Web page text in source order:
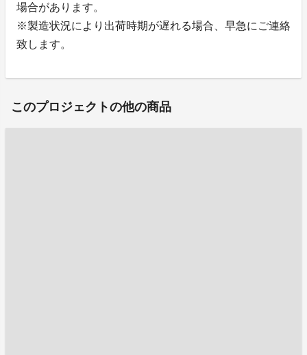
場合があります。
※製造状況により出荷時期が遅れる場合、早急にご連絡
致します。
このプロジェクトの他の商品